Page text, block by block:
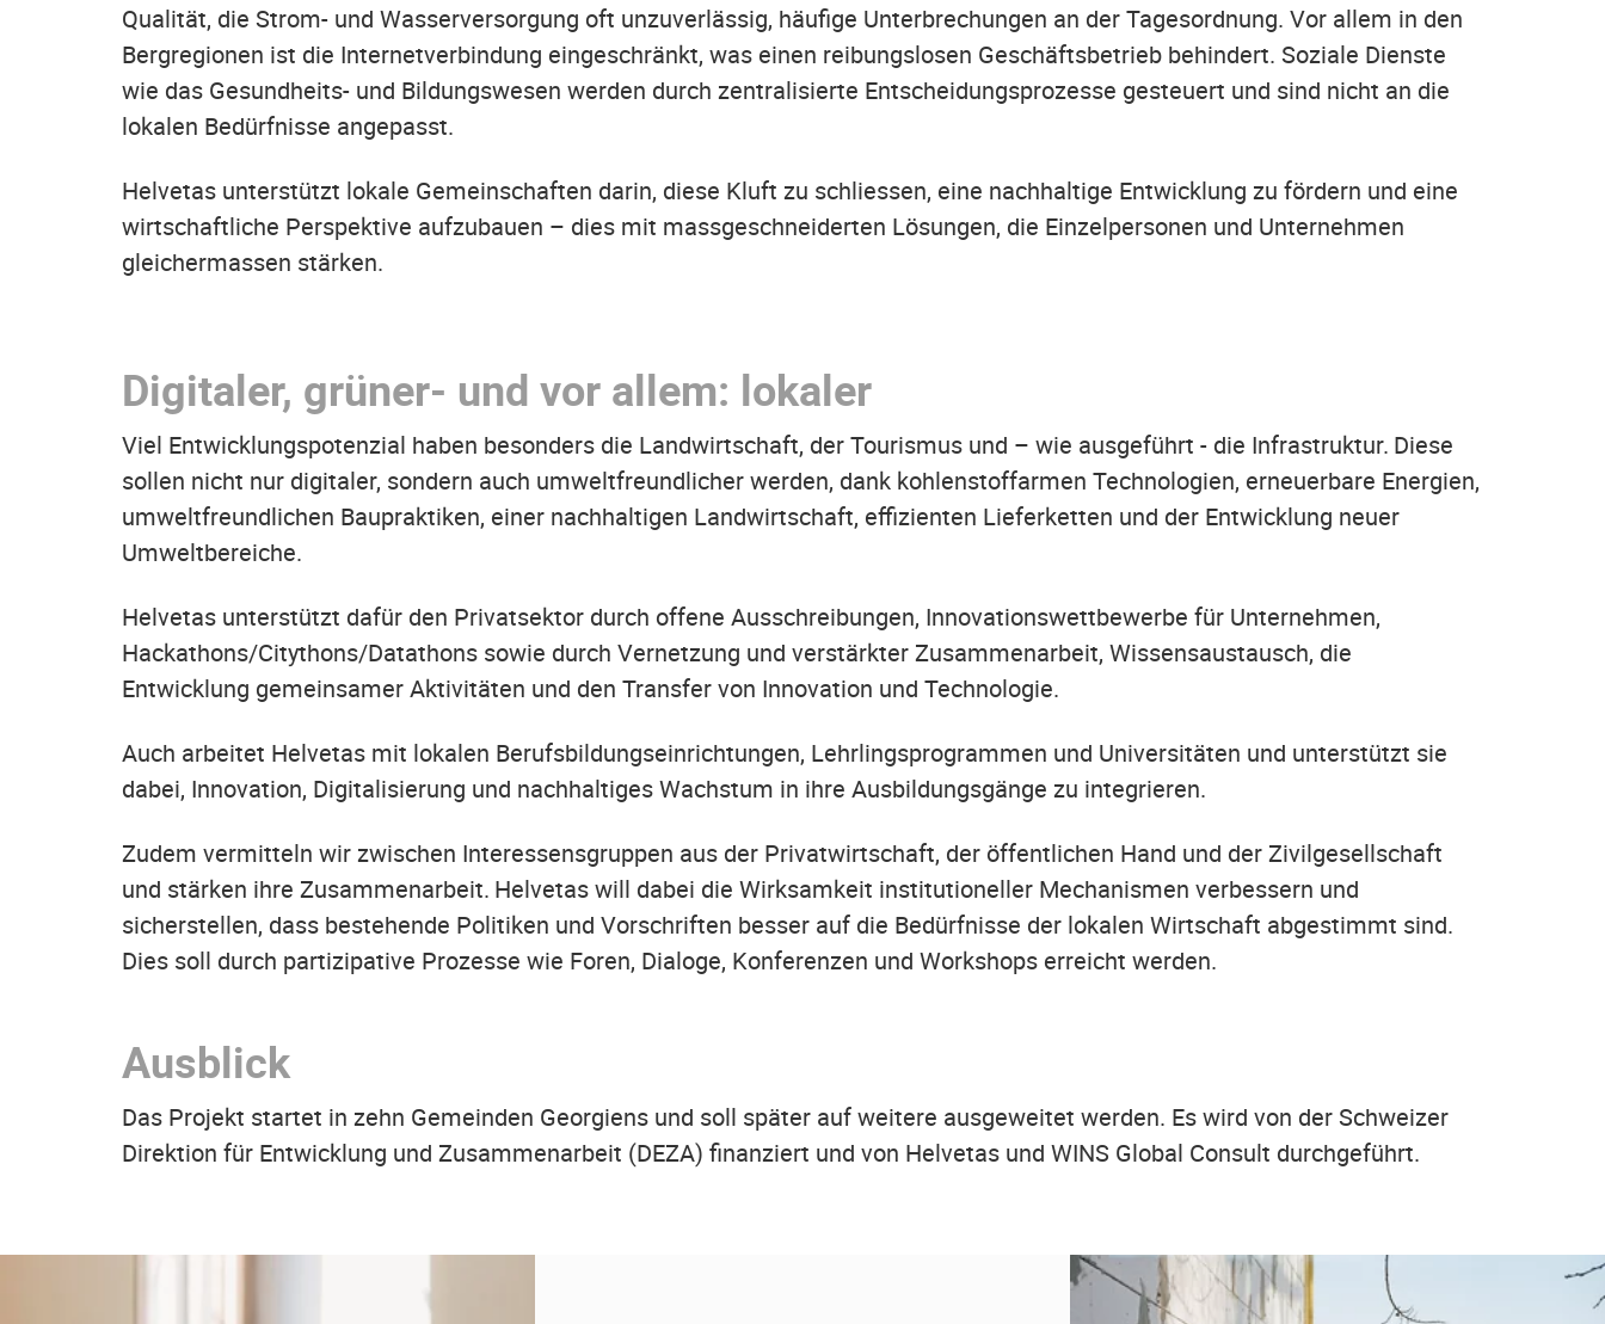
Qualität, die Strom- und Wasserversorgung oft unzuverlässig, häufige Unterbrechungen an der Tagesordnung. Vor allem in den
Bergregionen ist die Internetverbindung eingeschränkt, was einen reibungslosen Geschäftsbetrieb behindert. Soziale Dienste
wie das Gesundheits- und Bildungswesen werden durch zentralisierte Entscheidungsprozesse gesteuert und sind nicht an die
lokalen Bedürfnisse angepasst.
Helvetas unterstützt lokale Gemeinschaften darin, diese Kluft zu schliessen, eine nachhaltige Entwicklung zu fördern und eine
wirtschaftliche Perspektive aufzubauen – dies mit massgeschneiderten Lösungen, die Einzelpersonen und Unternehmen
gleichermassen stärken.
Digitaler, grüner- und vor allem: lokaler
Viel Entwicklungspotenzial haben besonders die Landwirtschaft, der Tourismus und – wie ausgeführt - die Infrastruktur. Diese
sollen nicht nur digitaler, sondern auch umweltfreundlicher werden, dank kohlenstoffarmen Technologien, erneuerbare Energien,
umweltfreundlichen Baupraktiken, einer nachhaltigen Landwirtschaft, effizienten Lieferketten und der Entwicklung neuer
Umweltbereiche.
Helvetas unterstützt dafür den Privatsektor durch offene Ausschreibungen, Innovationswettbewerbe für Unternehmen,
Hackathons/Citythons/Datathons sowie durch Vernetzung und verstärkter Zusammenarbeit, Wissensaustausch, die
Entwicklung gemeinsamer Aktivitäten und den Transfer von Innovation und Technologie.
Auch arbeitet Helvetas mit lokalen Berufsbildungseinrichtungen, Lehrlingsprogrammen und Universitäten und unterstützt sie
dabei, Innovation, Digitalisierung und nachhaltiges Wachstum in ihre Ausbildungsgänge zu integrieren.
Zudem vermitteln wir zwischen Interessensgruppen aus der Privatwirtschaft, der öffentlichen Hand und der Zivilgesellschaft
und stärken ihre Zusammenarbeit. Helvetas will dabei die Wirksamkeit institutioneller Mechanismen verbessern und
sicherstellen, dass bestehende Politiken und Vorschriften besser auf die Bedürfnisse der lokalen Wirtschaft abgestimmt sind.
Dies soll durch partizipative Prozesse wie Foren, Dialoge, Konferenzen und Workshops erreicht werden.
Ausblick
Das Projekt startet in zehn Gemeinden Georgiens und soll später auf weitere ausgeweitet werden. Es wird von der Schweizer
Direktion für Entwicklung und Zusammenarbeit (DEZA) finanziert und von Helvetas und WINS Global Consult durchgeführt.